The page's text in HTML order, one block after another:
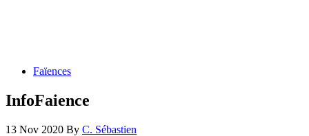
Faïences
InfoFaience
13 Nov 2020 By C. Sébastien